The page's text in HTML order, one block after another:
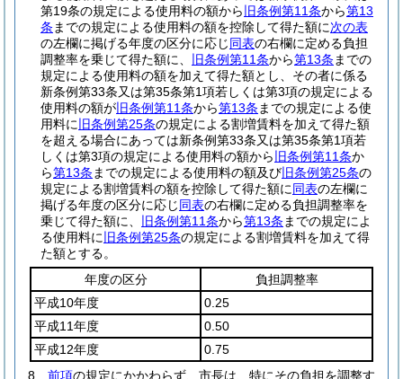
第19条の規定による使用料の額から 旧条例第11条から第13
条 までの規定による使用料の額を控除して得た額に次の表
の左欄に掲げる年度の区分に応じ同表の右欄に定める負担
調整率を乗じて得た額に、
旧条例第11条から第13条 までの
規定による使用料の額を加えて得た額とし、その者に係る
新条例第33条又は第35条第1項若しくは第3項の規定による
使用料の額が 旧条例第11条から第13条 までの規定による使
用料に 旧条例第25条の規定による割増賃料を加えて得た額
を超える場合にあっては新条例第33条又は第35条第1項若
しくは第3項の規定による使用料の額から 旧条例第11条か
ら第13条 までの規定による使用料の額及び 旧条例第25条の
規定による割増賃料の額を控除して得た額に同表の左欄に
掲げる年度の区分に応じ同表の右欄に定める負担調整率を
乗じて得た額に、
旧条例第11条から第13条 までの規定によ
る使用料に 旧条例第25条の規定による割増賃料を加えて得
た額とする。
年度の区分
負担調整率
平成10年度
0.25
平成11年度
0.50
平成12年度
0.75
8
前項の規定にかかわらず、市長は、特にその負担を調整す